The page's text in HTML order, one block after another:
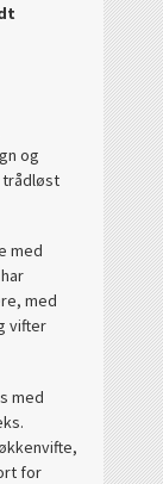
og
trådløst
med
med
vifter
med
for